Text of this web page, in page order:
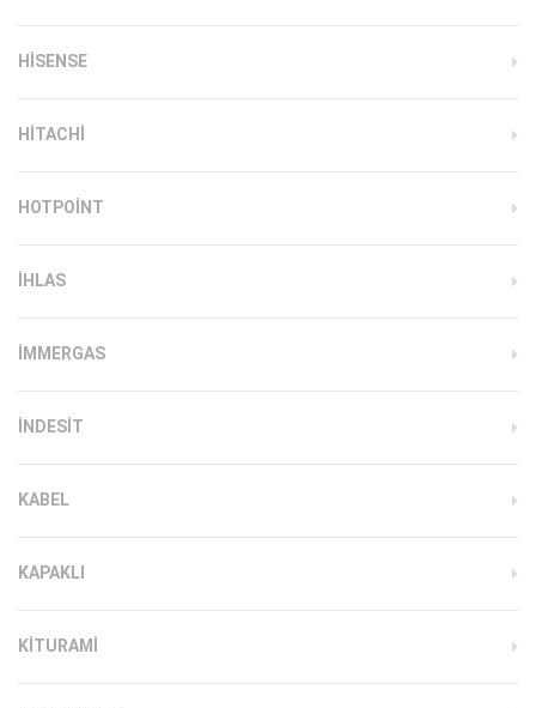
HISENSE
HITACHI
HOTPOINT
IHLAS
İMMERGAS
INDESIT
KABEL
KAPAKLI
KITURAMI